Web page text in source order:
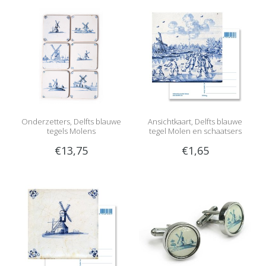
Onderzetters, Delfts blauwe
tegels Molens
€13,75
Ansichtkaart, Delfts blauwe
tegel Molen en schaatsers
€1,65